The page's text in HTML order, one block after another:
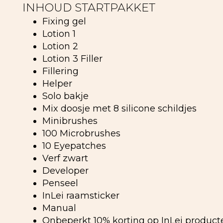
INHOUD STARTPAKKET
Fixing gel
Lotion 1
Lotion 2
Lotion 3 Filler
Fillering
Helper
Solo bakje
Mix doosje met 8 silicone schildjes
Minibrushes
100 Microbrushes
10 Eyepatches
Verf zwart
Developer
Penseel
InLei raamsticker
Manual
Onbeperkt 10% korting op InLei